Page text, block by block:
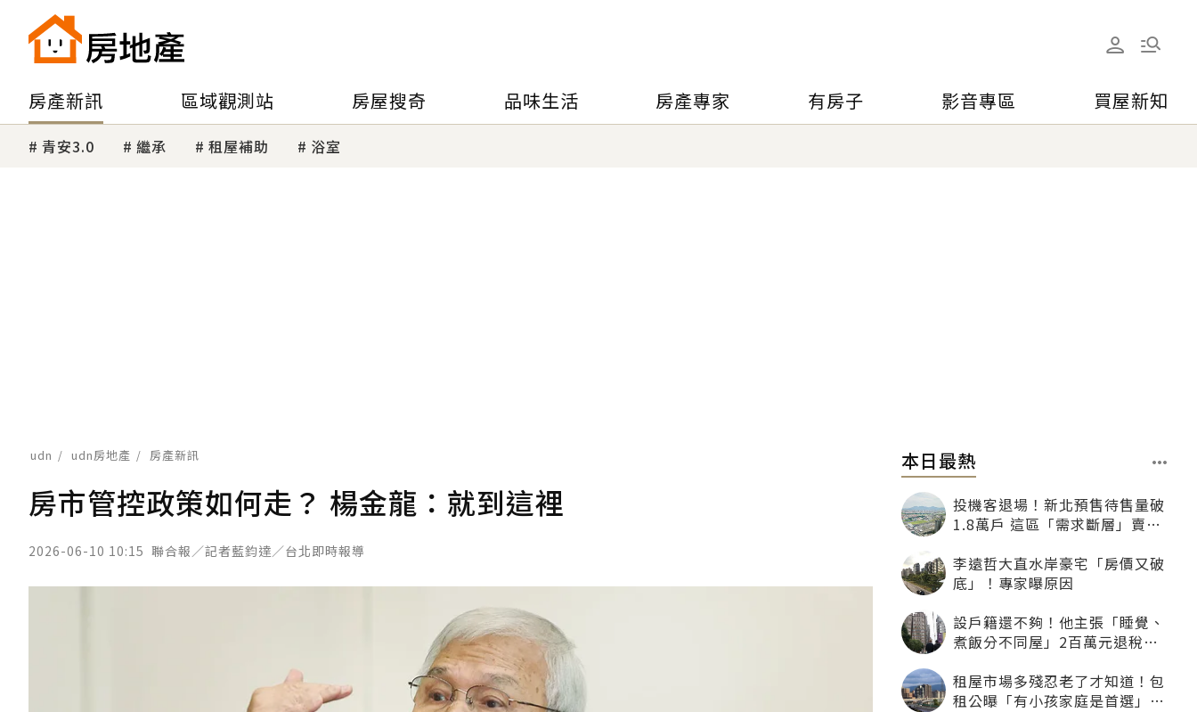
房產新訊 區域觀測站 房屋搜奇 品味生活 房產專家 有房子 影音專區 買屋新知
青安3.0 繼承 租屋補助 浴室
udn udn房地產 房產新訊
房市管控政策如何走？ 楊金龍：就到這裡
2026-06-10 10:15 聯合報／記者藍鈞達／台北即時報導
本日最熱
投機客退場！新北預售待售量破
1.8萬戶 這區「需求斷層」賣壓
李遠哲大直水岸豪宅「房價又破
底」！專家曝原因
設戶籍還不夠！他主張「睡覺、
煮飯分不同屋」2百萬元退稅照
租屋市場多殘忍老了才知道！包
租公曝「有小孩家庭是首選」：